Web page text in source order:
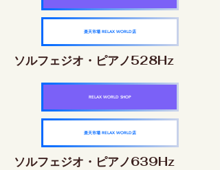
楽天市場 RELAX WORLD店
ソルフェジオ・ピアノ528Hz
RELAX WORLD SHOP
楽天市場 RELAX WORLD店
ソルフェジオ・ピアノ639Hz